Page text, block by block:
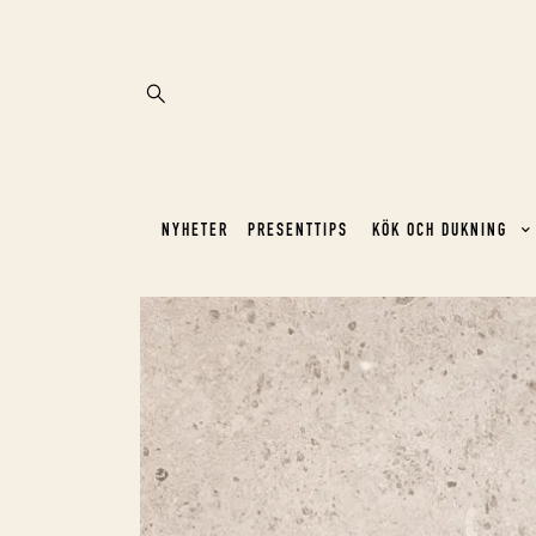
NYHETER PRESENTTIPS KÖK OCH DUKNING